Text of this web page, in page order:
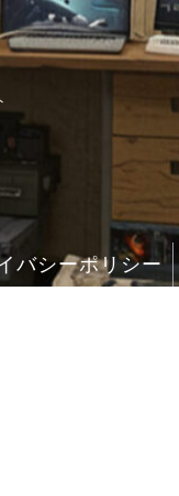
バシーポリシー